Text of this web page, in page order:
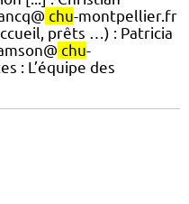
chu-montpellier.fr
prêts …) : Patricia
chu-
: L’équipe des